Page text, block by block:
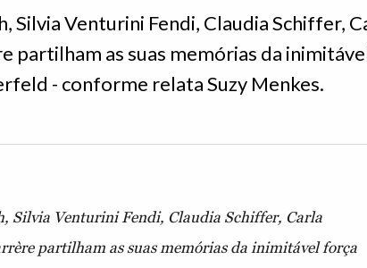
Silvia Venturini Fendi, Claudia Schiffer,
partilham as suas memórias da
- conforme relata Suzy Menkes.
Silvia Venturini Fendi, Claudia Schiffer, Carla
partilham as suas memórias da inimitável força